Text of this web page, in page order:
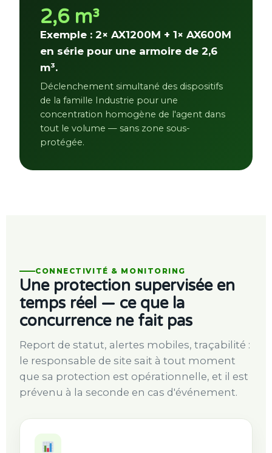
2,6 m³
Exemple : 2× AX1200M + 1× AX600M
en série pour une armoire de 2,6
m³.
Déclenchement simultané des dispositifs
de la famille Industrie pour une
concentration homogène de l'agent dans
tout le volume — sans zone sous-
protégée.
CONNECTIVITÉ & MONITORING
Une protection supervisée en
temps réel — ce que la
concurrence ne fait pas
Report de statut, alertes mobiles, traçabilité :
le responsable de site sait à tout moment
que sa protection est opérationnelle, et il est
prévenu à la seconde en cas d'événement.